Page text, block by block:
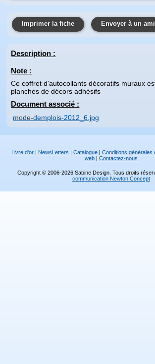
Imprimer la fiche Envoyer à un ami
Description :
Note :
Ce coffret d'autocollants décoratifs muraux
planches de décors adhésifs
Document associé :
mode-demplois-2012_6.jpg
Livre d'or | NewsLetters | Catalogue | Conditions générales
web| Contactez-nous
Copyright © 2006-2026 Sabine Design. Tous droits
communication Newton Concept